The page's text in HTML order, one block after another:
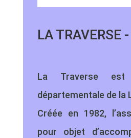
LA TRAVERSE
La Traverse est
départementale de la
Créée en 1982,
pour objet